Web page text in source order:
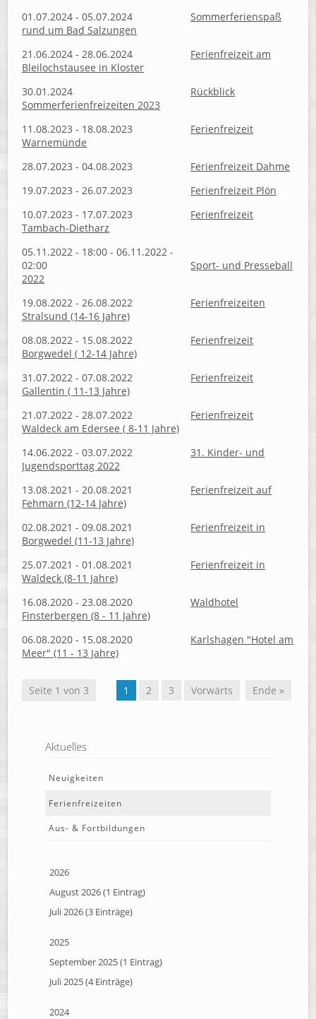
01.07.2024 - 05.07.2024
Sommerferienspaß
rund um Bad Salzungen
21.06.2024 - 28.06.2024
Ferienfreizeit am
Bleilochstausee in Kloster
30.01.2024
Rückblick
Sommerferienfreizeiten 2023
11.08.2023 - 18.08.2023
Ferienfreizeit
Warnemünde
28.07.2023 - 04.08.2023
Ferienfreizeit Dahme
19.07.2023 - 26.07.2023
Ferienfreizeit Plön
10.07.2023 - 17.07.2023
Ferienfreizeit
Tambach-Dietharz
05.11.2022 - 18:00 - 06.11.2022 -
02:00
Sport- und Presseball
2022
19.08.2022 - 26.08.2022
Ferienfreizeiten
Stralsund (14-16 Jahre)
08.08.2022 - 15.08.2022
Ferienfreizeit
Borgwedel ( 12-14 Jahre)
31.07.2022 - 07.08.2022
Ferienfreizeit
Gallentin ( 11-13 Jahre)
21.07.2022 - 28.07.2022
Ferienfreizeit
Waldeck am Edersee ( 8-11 Jahre)
14.06.2022 - 03.07.2022
31. Kinder- und
Jugendsporttag 2022
13.08.2021 - 20.08.2021
Ferienfreizeit auf
Fehmarn (12-14 Jahre)
02.08.2021 - 09.08.2021
Ferienfreizeit in
Borgwedel (11-13 Jahre)
25.07.2021 - 01.08.2021
Ferienfreizeit in
Waldeck (8-11 Jahre)
16.08.2020 - 23.08.2020
Waldhotel
Finsterbergen (8 - 11 Jahre)
06.08.2020 - 15.08.2020
Karlshagen "Hotel am
Meer" (11 - 13 Jahre)
Seite 1 von 3 1 2 3 Vorwärts Ende »
Aktuelles
Neuigkeiten
Ferienfreizeiten
Aus- & Fortbildungen
2026
August 2026 (1 Eintrag)
Juli 2026 (3 Einträge)
2025
September 2025 (1 Eintrag)
Juli 2025 (4 Einträge)
2024